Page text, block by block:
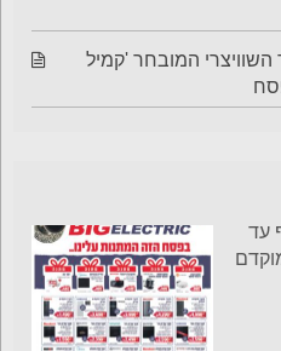
המובחר 'קמיל
עד